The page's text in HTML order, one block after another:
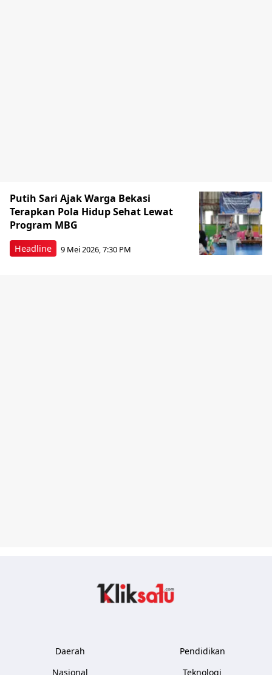
Headline
Putih Sari Ajak Warga Bekasi
Terapkan Pola Hidup Sehat Lewat
Program MBG
9 Mei 2026, 7:30 PM
Daerah
Nasional
Pendidikan
Teknologi